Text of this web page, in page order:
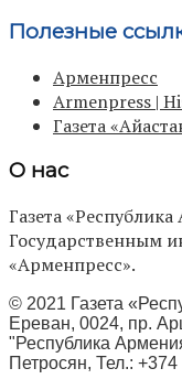
Полезные
Арменпресс
Armenpress |
Газета
О нас
Газета
Государственным
«Арменпресс».
© 2021 Газета
Ереван, 0024, пр.
"Республика
Петросян, Тел.: